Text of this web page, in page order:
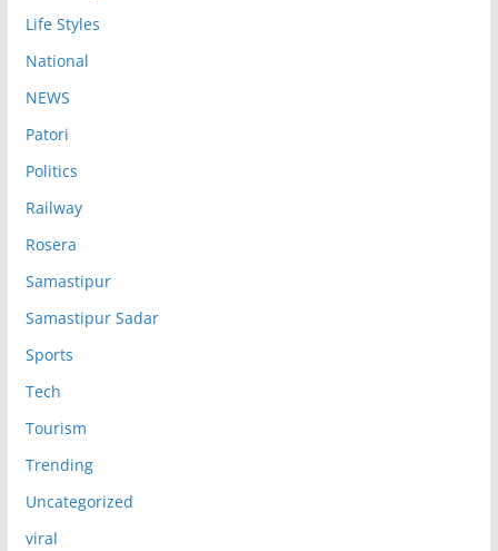
Life Styles
National
NEWS
Patori
Politics
Railway
Rosera
Samastipur
Samastipur Sadar
Sports
Tech
Tourism
Trending
Uncategorized
viral